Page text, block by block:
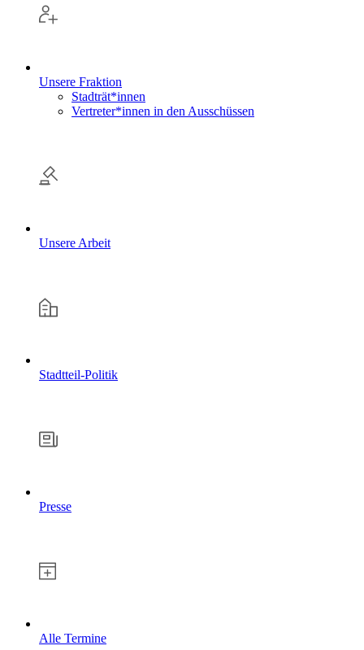
Unsere Fraktion
Stadträt*innen
Vertreter*innen in den Ausschüssen
Unsere Arbeit
Stadtteil-Politik
Presse
Alle Termine